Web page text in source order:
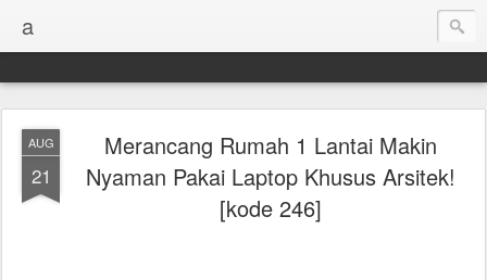
a
AUG
21
Merancang Rumah 1 Lantai Makin
Nyaman Pakai Laptop Khusus Arsitek!
[kode 246]